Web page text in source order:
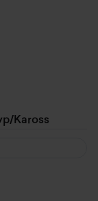
Kaross